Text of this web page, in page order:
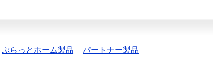
ぷらっとホーム製品 パートナー製品